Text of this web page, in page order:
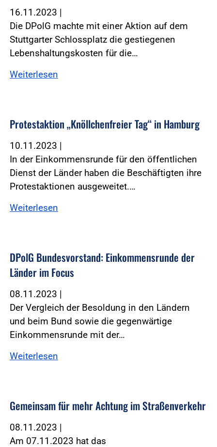
16.11.2023 |
Die DPolG machte mit einer Aktion auf dem
Stuttgarter Schlossplatz die gestiegenen
Lebenshaltungskosten für die…
Weiterlesen
Protestaktion „Knöllchenfreier Tag“ in Hamburg
10.11.2023 |
In der Einkommensrunde für den öffentlichen
Dienst der Länder haben die Beschäftigten ihre
Protestaktionen ausgeweitet.…
Weiterlesen
DPolG Bundesvorstand: Einkommensrunde der
Länder im Focus
08.11.2023 |
Der Vergleich der Besoldung in den Ländern
und beim Bund sowie die gegenwärtige
Einkommensrunde mit der…
Weiterlesen
Gemeinsam für mehr Achtung im Straßenverkehr
08.11.2023 |
Am 07.11.2023 hat das